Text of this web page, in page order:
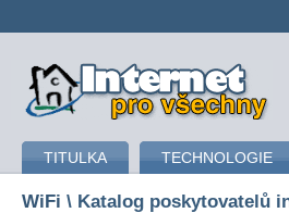
připojení k internetu
TITULKA TECHNOLOGIE
WiFi \ Katalog poskytovatelů